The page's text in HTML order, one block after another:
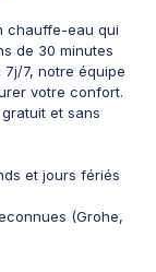
chauffe-eau qui
de 30 minutes
7, notre équipe
votre confort.
et sans
et jours fériés
(Grohe,